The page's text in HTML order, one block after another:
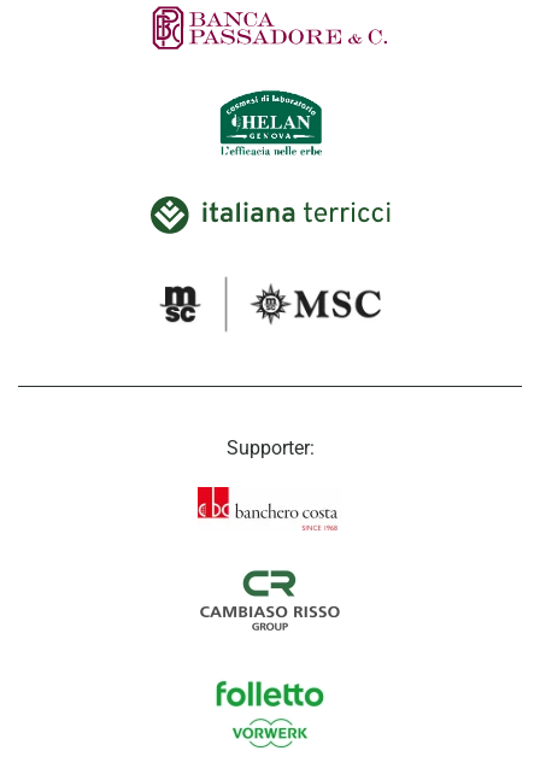
Supporter: